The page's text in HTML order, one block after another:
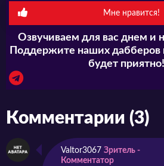
Мне нравится!
Озвучиваем для вас днем и
Поддержите наших
будет
Комментарии (3)
Valtor3067 Зритель -
Комментатор